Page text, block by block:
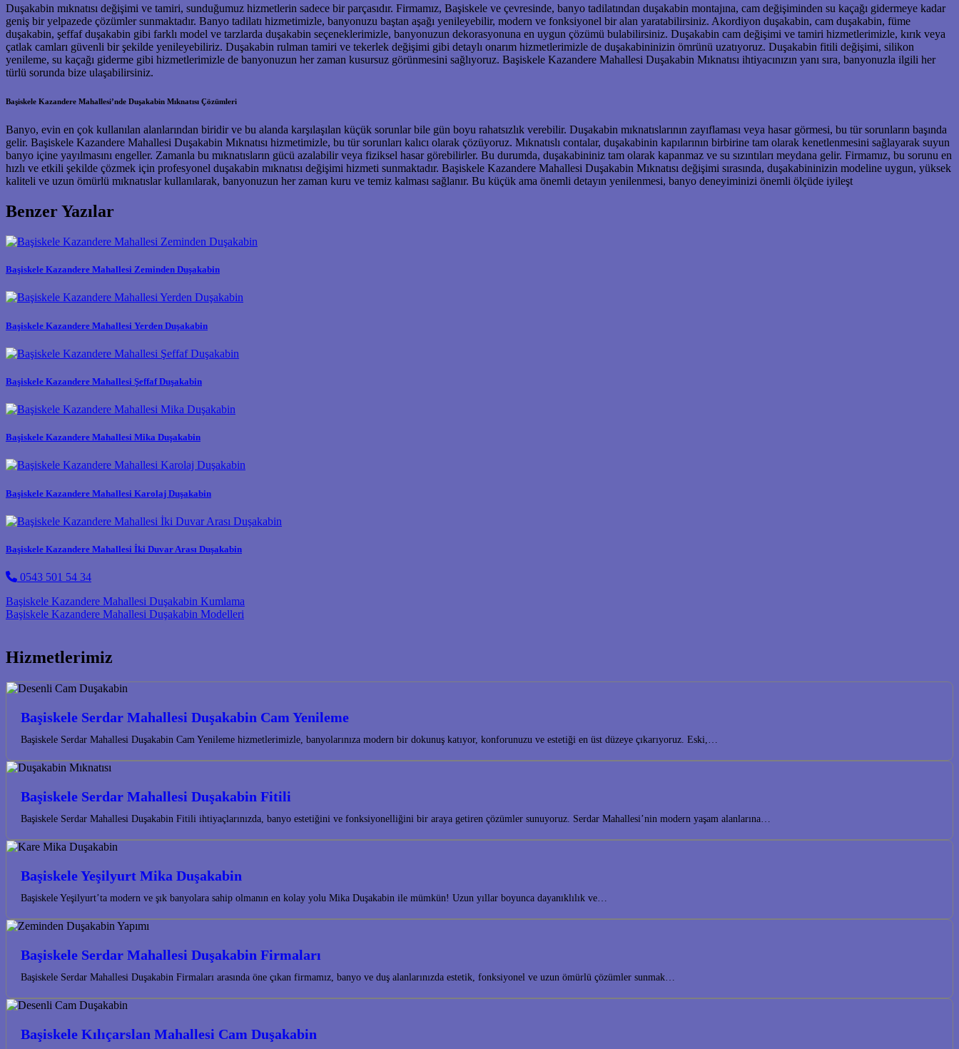
Duşakabin mıknatısı değişimi ve tamiri, sunduğumuz hizmetlerin sadece bir parçasıdır. Firmamız, Başiskele ve çevresinde, banyo tadilatından duşakabin montajına, cam değişiminden su kaçağı gidermeye kadar
geniş bir yelpazede çözümler sunmaktadır. Banyo tadilatı hizmetimizle, banyonuzu baştan aşağı yenileyebilir, modern ve fonksiyonel bir alan yaratabilirsiniz. Akordiyon duşakabin, cam duşakabin, füme
duşakabin, şeffaf duşakabin gibi farklı model ve tarzlarda duşakabin seçeneklerimizle, banyonuzun dekorasyonuna en uygun çözümü bulabilirsiniz. Duşakabin cam değişimi ve tamiri hizmetlerimizle, kırık veya
çatlak camları güvenli bir şekilde yenileyebiliriz. Duşakabin rulman tamiri ve tekerlek değişimi gibi detaylı onarım hizmetlerimizle de duşakabininizin ömrünü uzatıyoruz. Duşakabin fitili değişimi, silikon
yenileme, su kaçağı giderme gibi hizmetlerimizle de banyonuzun her zaman kusursuz görünmesini sağlıyoruz. Başiskele Kazandere Mahallesi Duşakabin Mıknatısı ihtiyacınızın yanı sıra, banyonuzla ilgili her
türlü sorunda bize ulaşabilirsiniz.
Başiskele Kazandere Mahallesi’nde Duşakabin Mıknatısı Çözümleri
Banyo, evin en çok kullanılan alanlarından biridir ve bu alanda karşılaşılan küçük sorunlar bile gün boyu rahatsızlık verebilir. Duşakabin mıknatıslarının zayıflaması veya hasar görmesi, bu tür sorunların başında
gelir. Başiskele Kazandere Mahallesi Duşakabin Mıknatısı hizmetimizle, bu tür sorunları kalıcı olarak çözüyoruz. Mıknatıslı contalar, duşakabinin kapılarının birbirine tam olarak kenetlenmesini sağlayarak suyun
banyo içine yayılmasını engeller. Zamanla bu mıknatısların gücü azalabilir veya fiziksel hasar görebilirler. Bu durumda, duşakabininiz tam olarak kapanmaz ve su sızıntıları meydana gelir. Firmamız, bu sorunu en
hızlı ve etkili şekilde çözmek için profesyonel duşakabin mıknatısı değişimi hizmeti sunmaktadır. Başiskele Kazandere Mahallesi Duşakabin Mıknatısı değişimi sırasında, duşakabininizin modeline uygun, yüksek
kaliteli ve uzun ömürlü mıknatıslar kullanılarak, banyonuzun her zaman kuru ve temiz kalması sağlanır. Bu küçük ama önemli detayın yenilenmesi, banyo deneyiminizi önemli ölçüde iyileşt
Benzer Yazılar
Başiskele Kazandere Mahallesi Zeminden Duşakabin
Başiskele Kazandere Mahallesi Yerden Duşakabin
Başiskele Kazandere Mahallesi Şeffaf Duşakabin
Başiskele Kazandere Mahallesi Mika Duşakabin
Başiskele Kazandere Mahallesi Karolaj Duşakabin
Başiskele Kazandere Mahallesi İki Duvar Arası Duşakabin
0543 501 54 34
Post navigation
Başiskele Kazandere Mahallesi Duşakabin Kumlama
Başiskele Kazandere Mahallesi Duşakabin Modelleri
Hizmetlerimiz
Başiskele Serdar Mahallesi Duşakabin Cam Yenileme
Başiskele Serdar Mahallesi Duşakabin Cam Yenileme hizmetlerimizle, banyolarınıza modern bir dokunuş katıyor, konforunuzu ve estetiği en üst düzeye çıkarıyoruz. Eski,…
Başiskele Serdar Mahallesi Duşakabin Fitili
Başiskele Serdar Mahallesi Duşakabin Fitili ihtiyaçlarınızda, banyo estetiğini ve fonksiyonelliğini bir araya getiren çözümler sunuyoruz. Serdar Mahallesi’nin modern yaşam alanlarına…
Başiskele Yeşilyurt Mika Duşakabin
Başiskele Yeşilyurt’ta modern ve şık banyolara sahip olmanın en kolay yolu Mika Duşakabin ile mümkün! Uzun yıllar boyunca dayanıklılık ve…
Başiskele Serdar Mahallesi Duşakabin Firmaları
Başiskele Serdar Mahallesi Duşakabin Firmaları arasında öne çıkan firmamız, banyo ve duş alanlarınızda estetik, fonksiyonel ve uzun ömürlü çözümler sunmak…
Başiskele Kılıçarslan Mahallesi Cam Duşakabin